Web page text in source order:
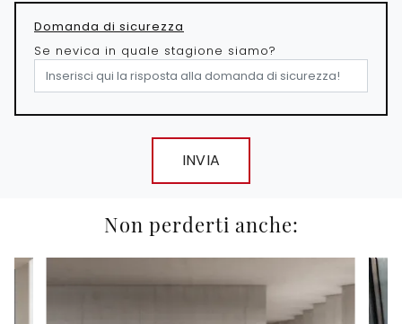
Domanda di sicurezza
Se nevica in quale stagione siamo?
INVIA
Non perderti anche: